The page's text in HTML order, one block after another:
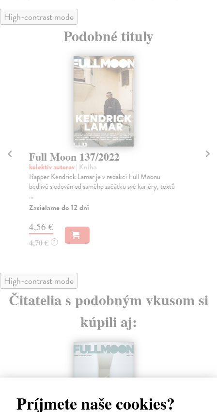
Príjmete naše cookies?
High-contrast mode
Podobné tituly
Full Moon 137/2022
kolektív autorov| Kniha
Rapper Kendrick Lamar je v redakci Full Moonu
bedlivě sledován od samého začátku své kariéry, textů
...
Zasielame do 12 dní
4,56 €
4,70 € ?
High-contrast mode
Čitatelia s podobným vkusom si
kúpili aj: